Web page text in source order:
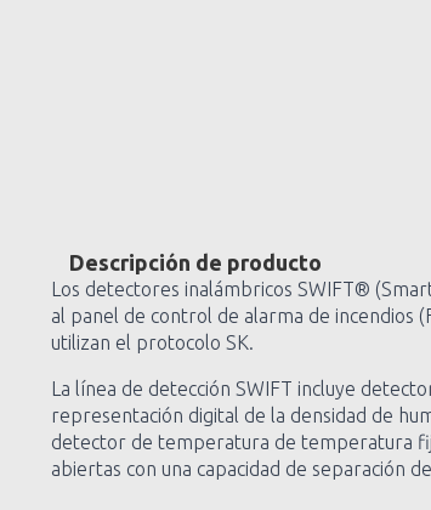
Descripción de producto
Los detectores inalámbricos SWIFT®
al panel de control de alarma de incendios
utilizan el protocolo SK.
La línea de detección SWIFT incluye
representación digital de la densidad de
detector de temperatura de temperatura
abiertas con una capacidad de separación